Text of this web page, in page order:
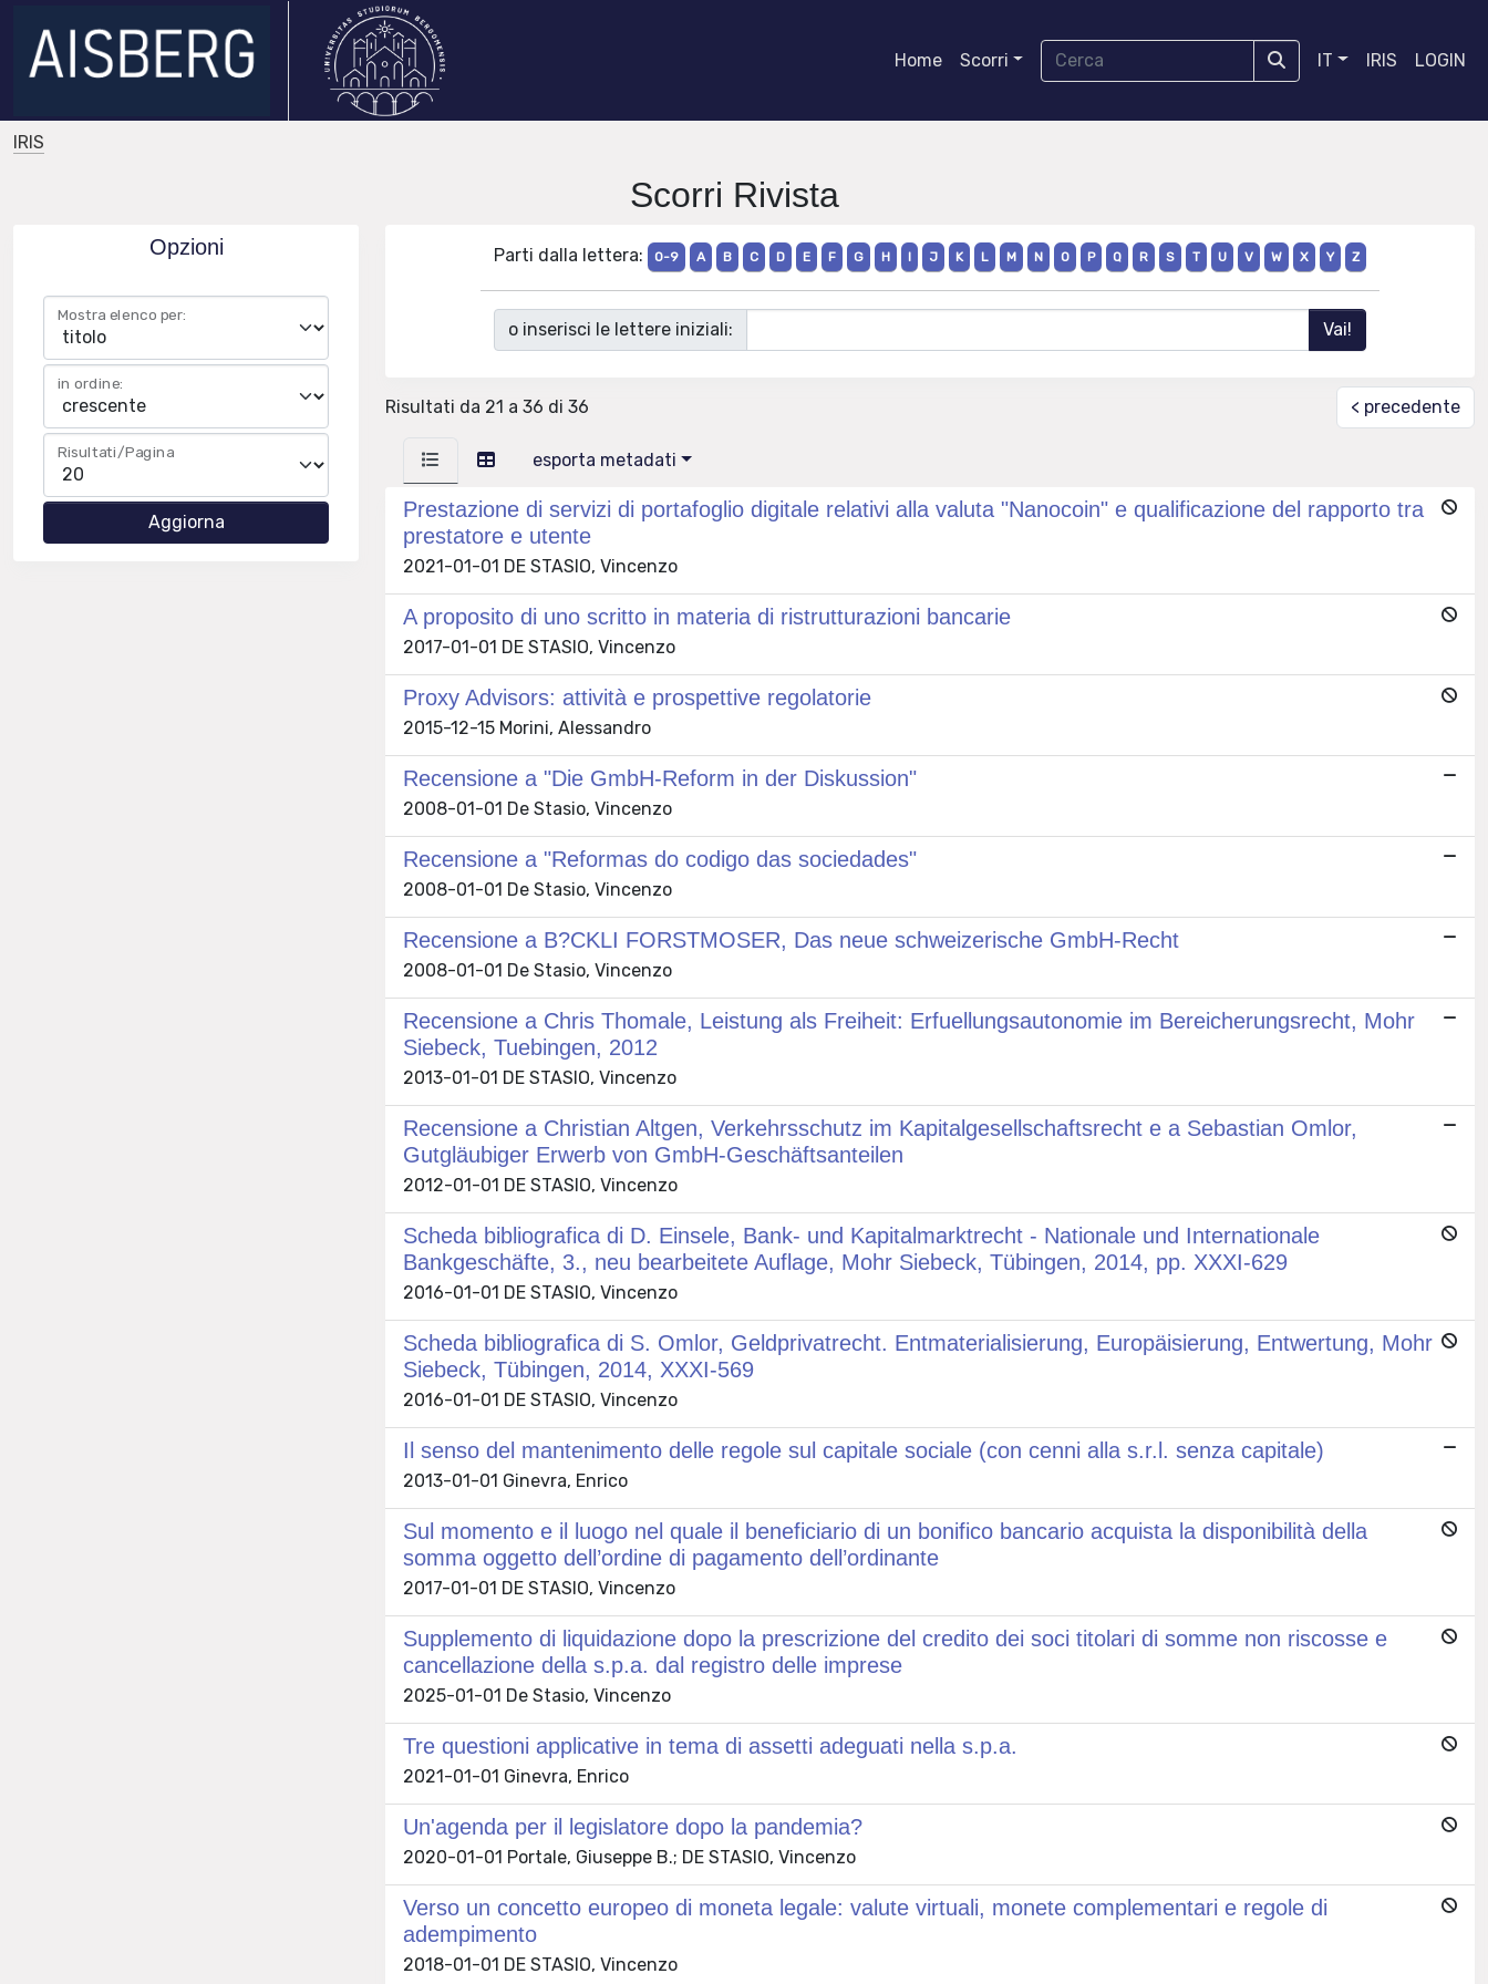
Home Scorri IT IRIS LOGIN
IRIS
Scorri Rivista
Opzioni
Mostra elenco per:
in ordine:
Risultati/Pagina
Parti dalla lettera: 0-9 A B C D E F G H I J K L M N O P Q R S T U V W X Y Z
o inserisci le lettere iniziali:
Risultati da 21 a 36 di 36 < precedente
esporta metadati
Prestazione di servizi di portafoglio digitale relativi alla valuta "Nanocoin" e qualificazione del rapporto tra
prestatore e utente
2021-01-01 DE STASIO, Vincenzo
A proposito di uno scritto in materia di ristrutturazioni bancarie
2017-01-01 DE STASIO, Vincenzo
Proxy Advisors: attività e prospettive regolatorie
2015-12-15 Morini, Alessandro
Recensione a "Die GmbH-Reform in der Diskussion"
2008-01-01 De Stasio, Vincenzo
Recensione a "Reformas do codigo das sociedades"
2008-01-01 De Stasio, Vincenzo
Recensione a B?CKLI FORSTMOSER, Das neue schweizerische GmbH-Recht
2008-01-01 De Stasio, Vincenzo
Recensione a Chris Thomale, Leistung als Freiheit: Erfuellungsautonomie im Bereicherungsrecht, Mohr
Siebeck, Tuebingen, 2012
2013-01-01 DE STASIO, Vincenzo
Recensione a Christian Altgen, Verkehrsschutz im Kapitalgesellschaftsrecht e a Sebastian Omlor,
Gutgläubiger Erwerb von GmbH-Geschäftsanteilen
2012-01-01 DE STASIO, Vincenzo
Scheda bibliografica di D. Einsele, Bank- und Kapitalmarktrecht - Nationale und Internationale
Bankgeschäfte, 3., neu bearbeitete Auflage, Mohr Siebeck, Tübingen, 2014, pp. XXXI-629
2016-01-01 DE STASIO, Vincenzo
Scheda bibliografica di S. Omlor, Geldprivatrecht. Entmaterialisierung, Europäisierung, Entwertung, Mohr
Siebeck, Tübingen, 2014, XXXI-569
2016-01-01 DE STASIO, Vincenzo
Il senso del mantenimento delle regole sul capitale sociale (con cenni alla s.r.l. senza capitale)
2013-01-01 Ginevra, Enrico
Sul momento e il luogo nel quale il beneficiario di un bonifico bancario acquista la disponibilità della
somma oggetto dell’ordine di pagamento dell’ordinante
2017-01-01 DE STASIO, Vincenzo
Supplemento di liquidazione dopo la prescrizione del credito dei soci titolari di somme non riscosse e
cancellazione della s.p.a. dal registro delle imprese
2025-01-01 De Stasio, Vincenzo
Tre questioni applicative in tema di assetti adeguati nella s.p.a.
2021-01-01 Ginevra, Enrico
Un'agenda per il legislatore dopo la pandemia?
2020-01-01 Portale, Giuseppe B.; DE STASIO, Vincenzo
Verso un concetto europeo di moneta legale: valute virtuali, monete complementari e regole di
adempimento
2018-01-01 DE STASIO, Vincenzo